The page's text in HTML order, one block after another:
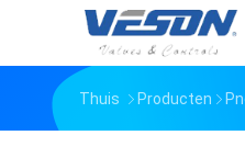
Thuis Producten